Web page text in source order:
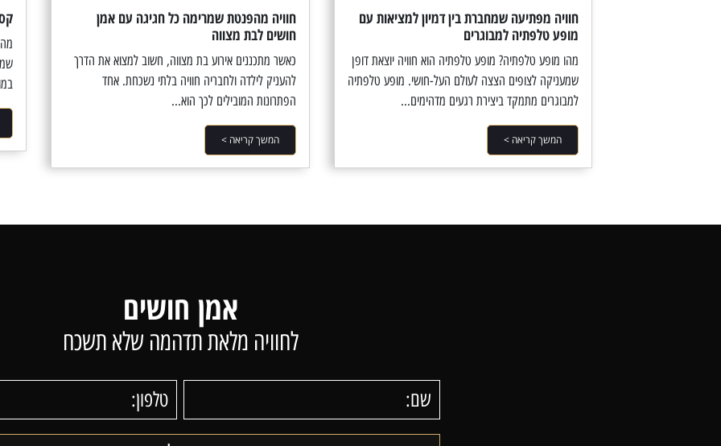
חוויה מפתיעה שמחברת בין דמיון למציאות עם
מופע טלפתיה למבוגרים
מהו מופע טלפתיה? מופע טלפתיה הוא חוויה יוצאת דופן
שמעניקה לצופים הצצה לעולם העל-חושי. מופע טלפתיה
למבוגרים מתמקד ביצירת רגעים מדהימים...
המשך קריאה >
חוויה מהפנטת שמרימה כל חגיגה עם אמן
חושים לבת מצווה
כאשר מתכננים אירוע בת מצווה, חשוב למצוא את הדרך
להעניק לילדה ולחבריה חוויה בלתי נשכחת. אחד
הפתרונות המובילים לכך הוא...
המשך קריאה >
אמן חושים
לחוויה מלאת תדהמה שלא תשכח